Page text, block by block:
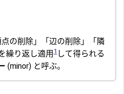
の削除」「辺の削除」「隣
繰り返し適用 1 して得られる
(minor) と呼ぶ。